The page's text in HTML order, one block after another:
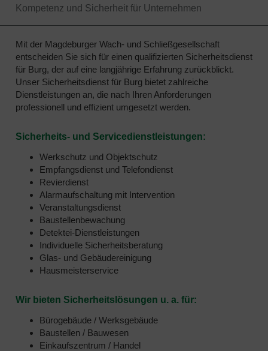
Kompetenz und Sicherheit für Unternehmen
Mit der Magdeburger Wach- und Schließgesellschaft
entscheiden Sie sich für einen qualifizierten Sicherheitsdienst
für Burg, der auf eine langjährige Erfahrung zurückblickt.
Unser Sicherheitsdienst für Burg bietet zahlreiche
Dienstleistungen an, die nach Ihren Anforderungen
professionell und effizient umgesetzt werden.
Sicherheits- und Servicedienstleistungen:
Werkschutz und Objektschutz
Empfangsdienst und Telefondienst
Revierdienst
Alarmaufschaltung mit Intervention
Veranstaltungsdienst
Baustellenbewachung
Detektei-Dienstleistungen
Individuelle Sicherheitsberatung
Glas- und Gebäudereinigung
Hausmeisterservice
Wir bieten Sicherheitslösungen u. a. für:
Bürogebäude / Werksgebäude
Baustellen / Bauwesen
Einkaufszentrum / Handel